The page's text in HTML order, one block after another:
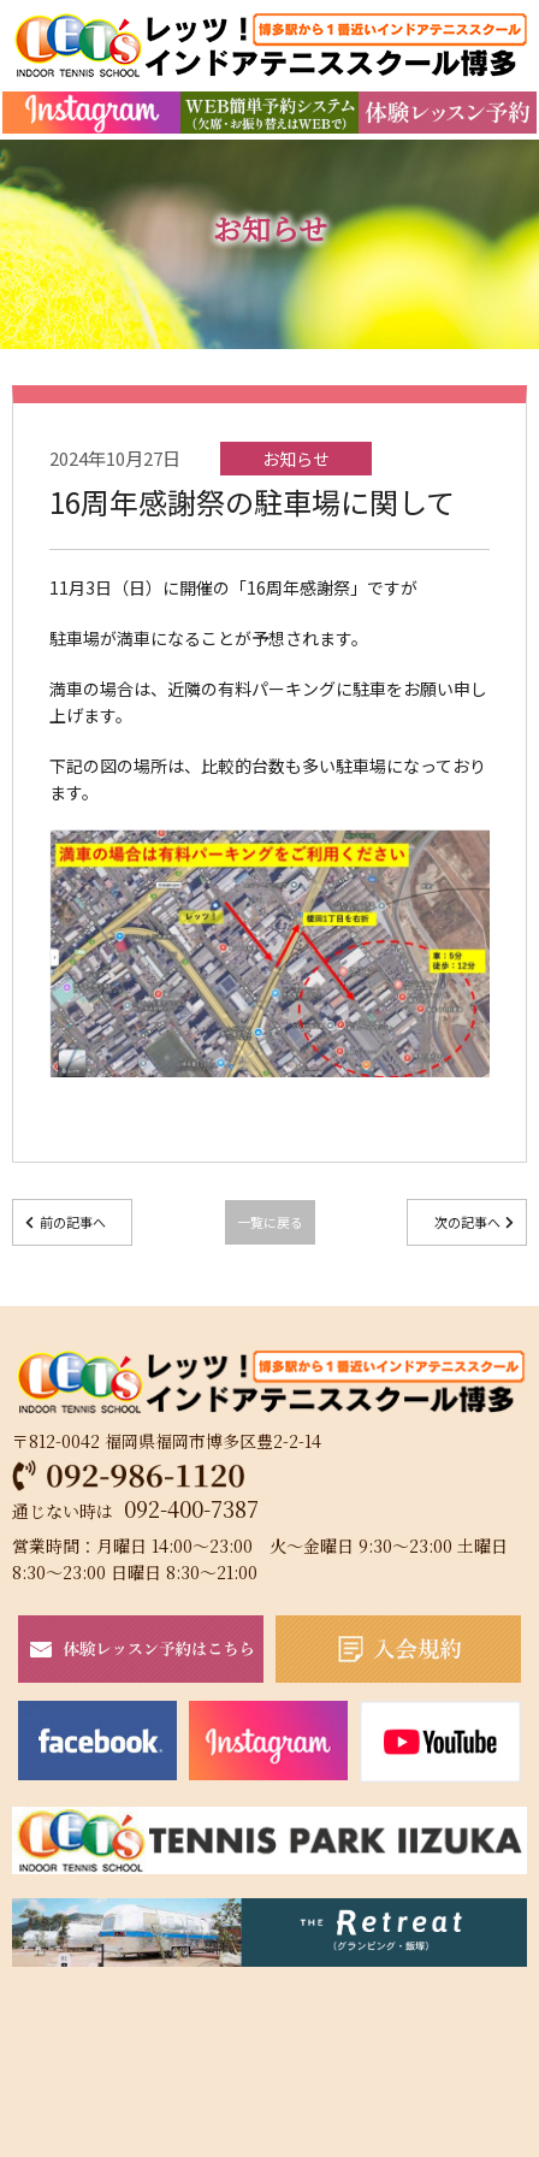
お知らせ
2024年10月27日 お知らせ
16周年感謝祭の駐車場に関して
11月3日（日）に開催の「16周年感謝祭」ですが
駐車場が満車になることが予想されます。
満車の場合は、近隣の有料パーキングに駐車をお願い申し
上げます。
下記の図の場所は、比較的台数も多い駐車場になっており
ます。
前の記事へ 一覧に戻る 次の記事へ
〒812-0042 福岡県福岡市博多区豊2-2-14
通じない時は 092-400-7387
営業時間：月曜日 14:00～23:00 火～金曜日 9:30～23:00 土曜日
8:30～23:00 日曜日 8:30～21:00